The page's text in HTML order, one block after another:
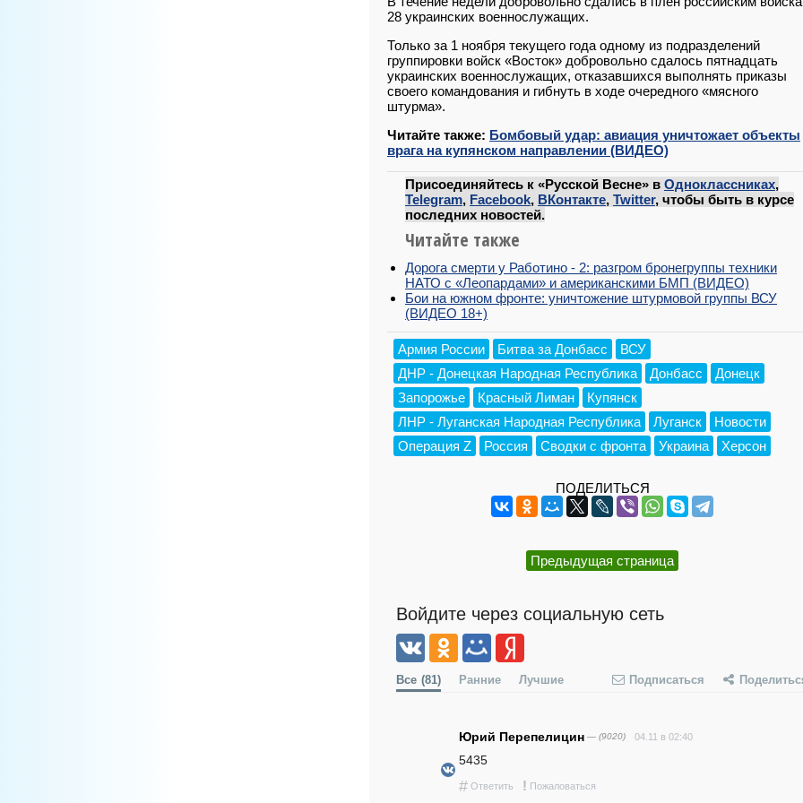
28 украинских военнослужащих.
Только за 1 ноября текущего года одному из подразделений
группировки войск «Восток» добровольно сдалось пятнадцать
украинских военнослужащих, отказавшихся выполнять приказы
своего командования и гибнуть в ходе очередного «мясного
штурма».
Читайте также: Бомбовый удар: авиация уничтожает объекты
врага на купянском направлении (ВИДЕО)
Присоединяйтесь к «Русской Весне» в Одноклассниках,
Telegram, Facebook, ВКонтакте, Twitter, чтобы быть в курсе
последних новостей.
Читайте также
Дорога смерти у Работино - 2: разгром бронегруппы техники
НАТО с «Леопардами» и американскими БМП (ВИДЕО)
Бои на южном фронте: уничтожение штурмовой группы ВСУ
(ВИДЕО 18+)
Армия России Битва за Донбасс
ВСУ
ДНР - Донецкая Народная Республика
Донбасс
Донецк
Запорожье
Красный Лиман
Купянск
ЛНР - Луганская Народная Республика
Луганск
Новости
Операция Z
Россия Сводки с фронта Украина Херсон
ПОДЕЛИТЬСЯ
Предыдущая страница
Войдите через социальную сеть
Все (81) Ранние Лучшие Подписаться
Юрий Перепелицин — (9020) 04.11 в 02:40
5435
# Ответить ! Пожаловаться